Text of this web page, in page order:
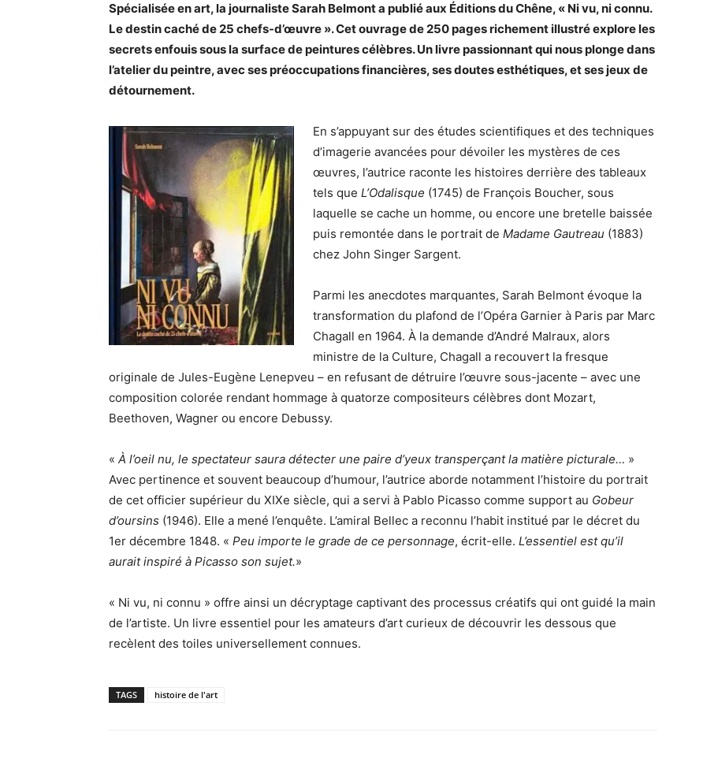
Spécialisée en art, la journaliste Sarah Belmont a publié aux Éditions du Chêne, « Ni vu, ni connu.
Le destin caché de 25 chefs-d’œuvre ». Cet ouvrage de 250 pages richement illustré explore les
secrets enfouis sous la surface de peintures célèbres. Un livre passionnant qui nous plonge dans
l’atelier du peintre, avec ses préoccupations financières, ses doutes esthétiques, et ses jeux de
détournement.
En s’appuyant sur des études scientifiques et des techniques
d’imagerie avancées pour dévoiler les mystères de ces
œuvres, l’autrice raconte les histoires derrière des tableaux
tels que L’Odalisque (1745) de François Boucher, sous
laquelle se cache un homme, ou encore une bretelle baissée
puis remontée dans le portrait de Madame Gautreau (1883)
chez John Singer Sargent.
Parmi les anecdotes marquantes, Sarah Belmont évoque la
transformation du plafond de l’Opéra Garnier à Paris par Marc
Chagall en 1964. À la demande d’André Malraux, alors
ministre de la Culture, Chagall a recouvert la fresque
originale de Jules-Eugène Lenepveu – en refusant de détruire l’œuvre sous-jacente – avec une
composition colorée rendant hommage à quatorze compositeurs célèbres dont Mozart,
Beethoven, Wagner ou encore Debussy.
« À l’oeil nu, le spectateur saura détecter une paire d’yeux transperçant la matière picturale… »
Avec pertinence et souvent beaucoup d’humour, l’autrice aborde notamment l’histoire du portrait
de cet officier supérieur du XIXe siècle, qui a servi à Pablo Picasso comme support au Gobeur
d’oursins (1946). Elle a mené l’enquête. L’amiral Bellec a reconnu l’habit institué par le décret du
1er décembre 1848. « Peu importe le grade de ce personnage, écrit-elle. L’essentiel est qu’il
aurait inspiré à Picasso son sujet.»
« Ni vu, ni connu » offre ainsi un décryptage captivant des processus créatifs qui ont guidé la main
de l’artiste. Un livre essentiel pour les amateurs d’art curieux de découvrir les dessous que
recèlent des toiles universellement connues.
TAGS histoire de l'art